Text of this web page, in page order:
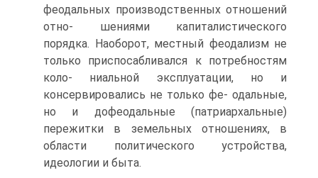
феодальных производственных отношений
отно- шениями капиталистического
порядка. Наоборот, местный феодализм не
только приспосабливался к потребностям
коло- ниальной эксплуатации, но и
консервировались не только фе- одальные,
но и дофеодальные (патриархальные)
пережитки в земельных отношениях, в
области политического устройства,
идеологии и быта.